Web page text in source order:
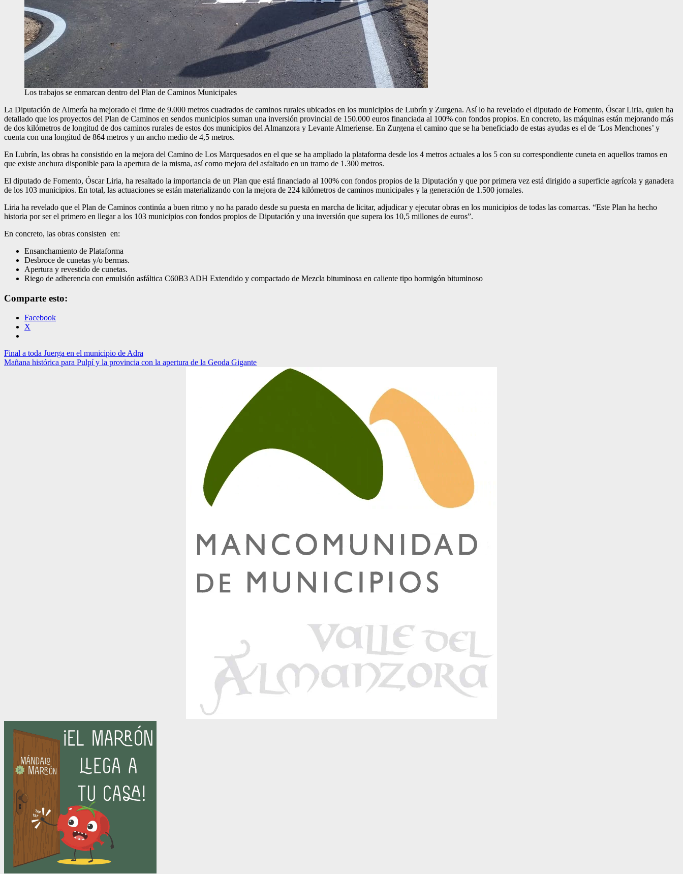
Los trabajos se enmarcan dentro del Plan de Caminos Municipales
La Diputación de Almería ha mejorado el firme de 9.000 metros cuadrados de caminos rurales ubicados en los municipios de Lubrín y Zurgena. Así lo ha revelado el diputado de Fomento, Óscar Liria, quien ha
detallado que los proyectos del Plan de Caminos en sendos municipios suman una inversión provincial de 150.000 euros financiada al 100% con fondos propios. En concreto, las máquinas están mejorando más
de dos kilómetros de longitud de dos caminos rurales de estos dos municipios del Almanzora y Levante Almeriense. En Zurgena el camino que se ha beneficiado de estas ayudas es el de ‘Los Menchones’ y
cuenta con una longitud de 864 metros y un ancho medio de 4,5 metros.
En Lubrín, las obras ha consistido en la mejora del Camino de Los Marquesados en el que se ha ampliado la plataforma desde los 4 metros actuales a los 5 con su correspondiente cuneta en aquellos tramos en
que existe anchura disponible para la apertura de la misma, así como mejora del asfaltado en un tramo de 1.300 metros.
El diputado de Fomento, Óscar Liria, ha resaltado la importancia de un Plan que está financiado al 100% con fondos propios de la Diputación y que por primera vez está dirigido a superficie agrícola y ganadera
de los 103 municipios. En total, las actuaciones se están materializando con la mejora de 224 kilómetros de caminos municipales y la generación de 1.500 jornales.
Liria ha revelado que el Plan de Caminos continúa a buen ritmo y no ha parado desde su puesta en marcha de licitar, adjudicar y ejecutar obras en los municipios de todas las comarcas. “Este Plan ha hecho
historia por ser el primero en llegar a los 103 municipios con fondos propios de Diputación y una inversión que supera los 10,5 millones de euros”.
En concreto, las obras consisten en:
Ensanchamiento de Plataforma
Desbroce de cunetas y/o bermas.
Apertura y revestido de cunetas.
Riego de adherencia con emulsión asfáltica C60B3 ADH Extendido y compactado de Mezcla bituminosa en caliente tipo hormigón bituminoso
Comparte esto:
Facebook
X
Navegación
de
Final a toda Juerga en el municipio de Adra
Mañana histórica para Pulpí y la provincia con la apertura de la Geoda Gigante